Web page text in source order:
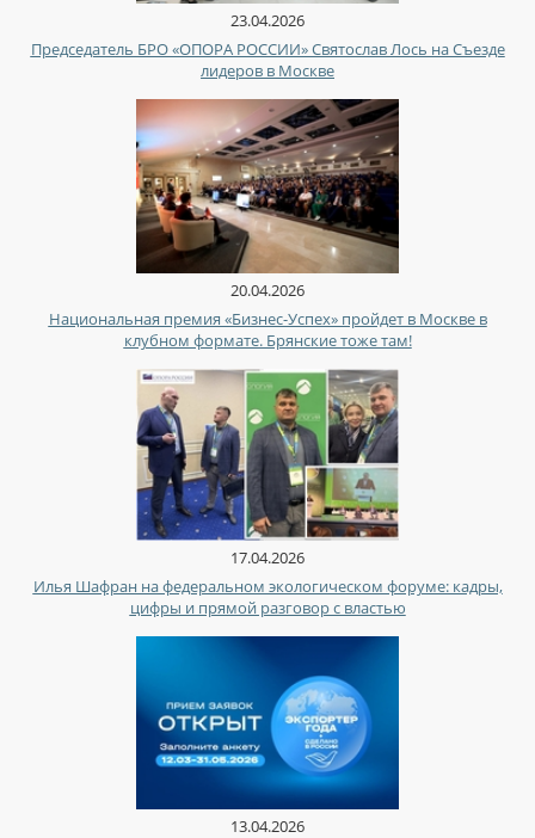
23.04.2026
Председатель БРО «ОПОРА РОССИИ» Святослав Лось на Съезде
лидеров в Москве
20.04.2026
Национальная премия «Бизнес-Успех» пройдет в Москве в
клубном формате. Брянские тоже там!
17.04.2026
Илья Шафран на федеральном экологическом форуме: кадры,
цифры и прямой разговор с властью
13.04.2026